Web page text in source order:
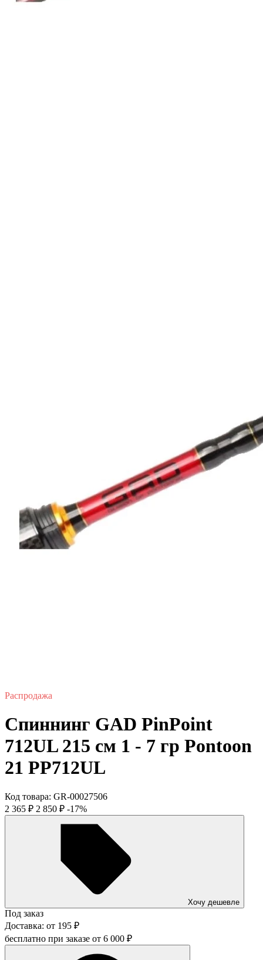
Распродажа
Спиннинг GAD PinPoint
712UL 215 см 1 - 7 гр Pontoon
21 PP712UL
Код товара: GR-00027506
2 365 ₽ 2 850 ₽ -17%
Хочу дешевле
Под заказ
Доставка: от 195 ₽
бесплатно при заказе от 6 000 ₽